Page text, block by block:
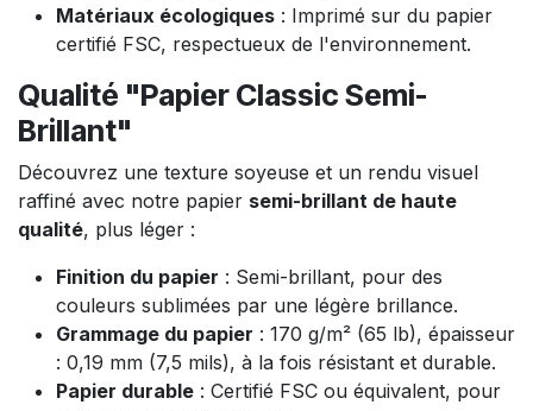
Matériaux écologiques : Imprimé sur du papier
certifié FSC, respectueux de l'environnement.
Qualité "Papier Classic Semi-
Brillant"
Découvrez une texture soyeuse et un rendu visuel
raffiné avec notre papier semi-brillant de haute
qualité, plus léger :
Finition du papier : Semi-brillant, pour des
couleurs sublimées par une légère brillance.
Grammage du papier : 170 g/m² (65 lb), épaisseur
: 0,19 mm (7,5 mils), à la fois résistant et durable.
Papier durable : Certifié FSC ou équivalent, pour